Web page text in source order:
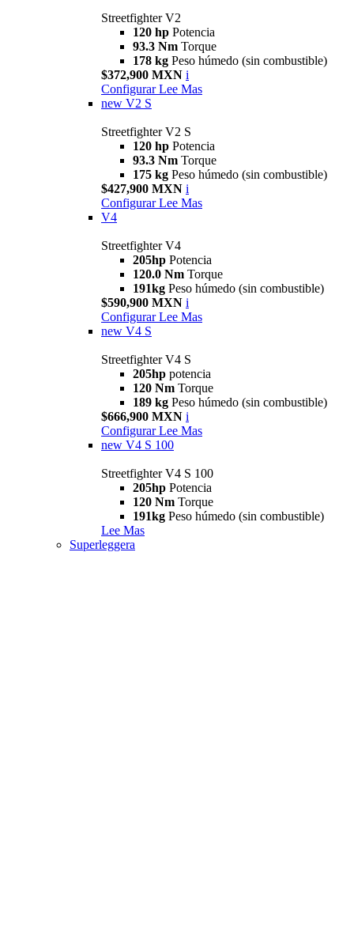
Streetfighter V2
120 hp Potencia
93.3 Nm Torque
178 kg Peso húmedo (sin combustible)
$372,900 MXN i
Configurar Lee Mas
new V2 S
Streetfighter V2 S
120 hp Potencia
93.3 Nm Torque
175 kg Peso húmedo (sin combustible)
$427,900 MXN i
Configurar Lee Mas
V4
Streetfighter V4
205hp Potencia
120.0 Nm Torque
191kg Peso húmedo (sin combustible)
$590,900 MXN i
Configurar Lee Mas
new V4 S
Streetfighter V4 S
205hp potencia
120 Nm Torque
189 kg Peso húmedo (sin combustible)
$666,900 MXN i
Configurar Lee Mas
new V4 S 100
Streetfighter V4 S 100
205hp Potencia
120 Nm Torque
191kg Peso húmedo (sin combustible)
Lee Mas
Superleggera